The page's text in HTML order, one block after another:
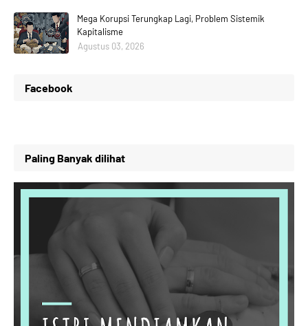
Mega Korupsi Terungkap Lagi, Problem Sistemik
Kapitalisme
Agustus 03, 2026
Facebook
Paling Banyak dilihat